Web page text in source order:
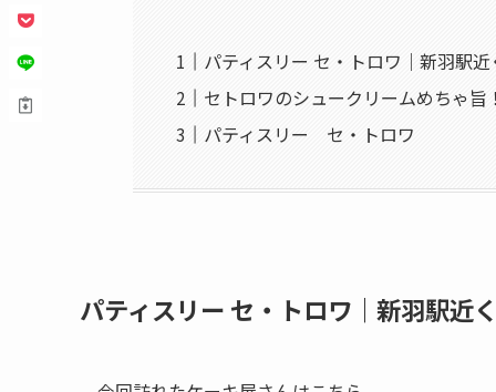
パティスリー セ・トロワ｜新羽駅
セトロワのシュークリームめちゃ
パティスリー セ・トロワ
パティスリー セ・トロワ｜新羽駅近